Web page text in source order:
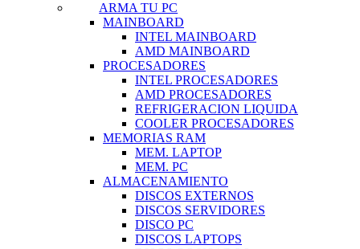
ARMA TU PC
MAINBOARD
INTEL MAINBOARD
AMD MAINBOARD
PROCESADORES
INTEL PROCESADORES
AMD PROCESADORES
REFRIGERACION LIQUIDA
COOLER PROCESADORES
MEMORIAS RAM
MEM. LAPTOP
MEM. PC
ALMACENAMIENTO
DISCOS EXTERNOS
DISCOS SERVIDORES
DISCO PC
DISCOS LAPTOPS